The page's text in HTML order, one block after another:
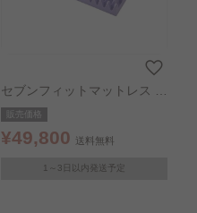
セブンフィットマットレス ネ
イビー
販売価格
¥49,800 送料無料
1～3日以内発送予定